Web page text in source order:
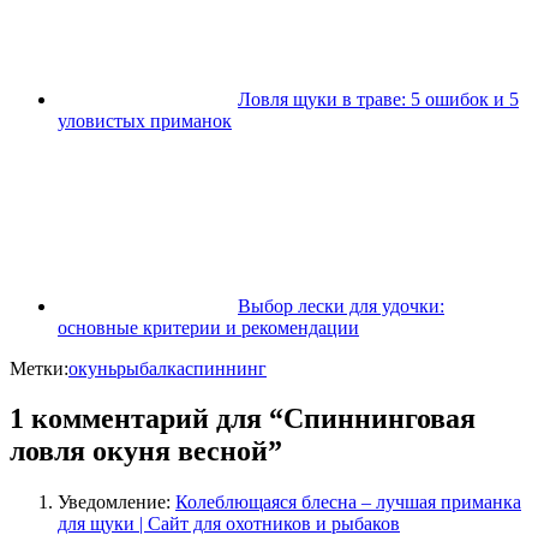
Ловля щуки в траве: 5 ошибок и 5
уловистых приманок
Выбор лески для удочки:
основные критерии и рекомендации
Метки:окуньрыбалкаспиннинг
1 комментарий для “Спиннинговая
ловля окуня весной”
Уведомление: Колеблющаяся блесна – лучшая приманка
для щуки | Сайт для охотников и рыбаков